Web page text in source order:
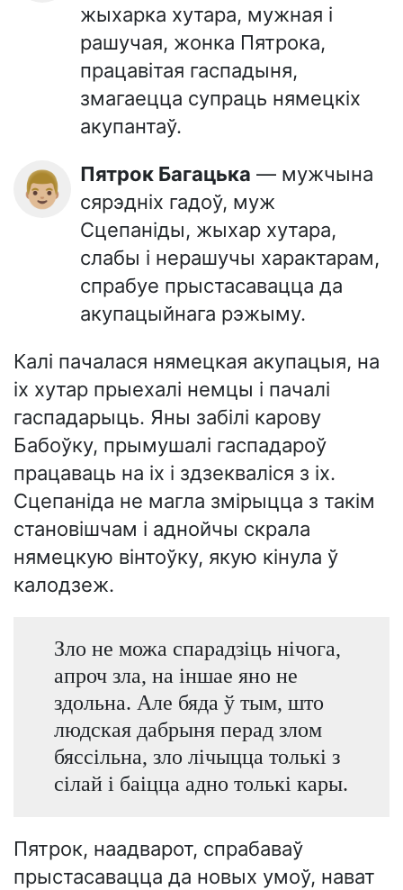
жыхарка хутара, мужная і
рашучая, жонка Пятрока,
працавітая гаспадыня,
змагаецца супраць нямецкіх
акупантаў.
👨🏼 Пятрок Багацька — мужчына
сярэдніх гадоў, муж
Сцепаніды, жыхар хутара,
слабы і нерашучы характарам,
спрабуе прыстасавацца да
акупацыйнага рэжыму.
Калі пачалася нямецкая акупацыя, на
іх хутар прыехалі немцы і пачалі
гаспадарыць. Яны забілі карову
Бабоўку, прымушалі гаспадароў
працаваць на іх і здзекваліся з іх.
Сцепаніда не магла змірыцца з такім
становішчам і аднойчы скрала
нямецкую вінтоўку, якую кінула ў
калодзеж.
Зло не можа спарадзіць нічога,
апроч зла, на іншае яно не
здольна. Але бяда ў тым, што
людская дабрыня перад злом
бяссільна, зло лічыцца толькі з
сілай і баіцца адно толькі кары.
Пятрок, наадварот, спрабаваў
прыстасавацца да новых умоў, нават